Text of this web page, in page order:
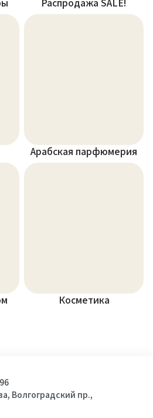
Распродажа SALE!
Арабская парфюмерия
Косметика
Волгоградский пр.,